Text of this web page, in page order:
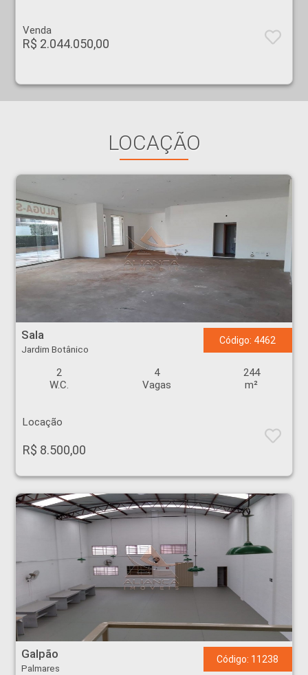
Venda
R$ 2.044.050,00
LOCAÇÃO
Sala
Jardim Botânico
Código: 4462
2
W.C.
4
Vagas
244
m²
Locação
R$ 8.500,00
Galpão - Palmares - Ribeirão Preto
Galpão
Palmares
Código: 11238